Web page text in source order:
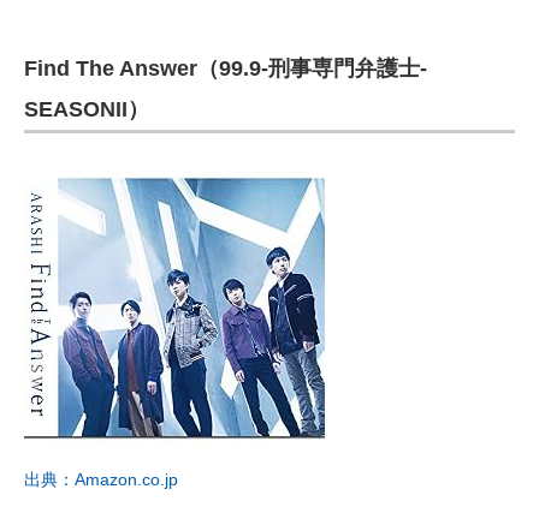
Find The Answer（99.9-刑事専門弁護士-
SEASONII）
出典：Amazon.co.jp